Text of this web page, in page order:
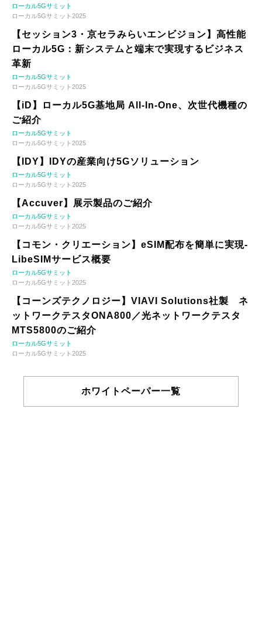
ローカル5Gサミット
ローカル5Gサミット2025
【セッション3・京セラみらいエンビジョン】高性能
ローカル5G：新システムと端末で実現するビジネス
革新
ローカル5Gサミット
ローカル5Gサミット2025
【iD】ローカル5G基地局 All-In-One、次世代機種の
ご紹介
ローカル5Gサミット
ローカル5Gサミット2025
【IDY】IDYの産業向け5Gソリューション
ローカル5Gサミット
ローカル5Gサミット2025
【Accuver】展示製品のご紹介
ローカル5Gサミット
ローカル5Gサミット2025
【コモン・クリエーション】eSIM配布を簡単に実現-
LibeSIMサービス概要
ローカル5Gサミット
ローカル5Gサミット2025
【コーンズテクノロジー】VIAVI Solutions社製 ネ
ットワークテスタONA800／光ネットワークテスタ
MTS5800のご紹介
ローカル5Gサミット
ローカル5Gサミット2025
ホワイトペーパー一覧